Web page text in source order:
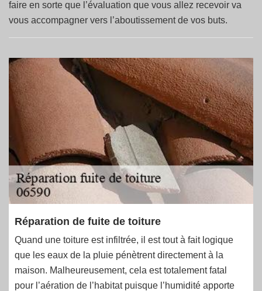
faire en sorte que l’évaluation que vous allez recevoir va
vous accompagner vers l’aboutissement de vos buts.
Réparation de fuite de toiture
Quand une toiture est infiltrée, il est tout à fait logique
que les eaux de la pluie pénètrent directement à la
maison. Malheureusement, cela est totalement fatal
pour l’aération de l’habitat puisque l’humidité apporte